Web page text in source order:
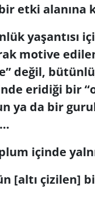
etki alanına
yaşantısı
motive
değil,
eridiği bir
ya da bir
içinde
[altı çizilen]